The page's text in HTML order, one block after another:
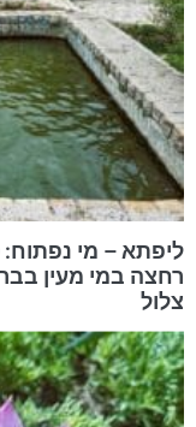
ליפתא – מי נפתוח:
רחצה במי מעין
צלול